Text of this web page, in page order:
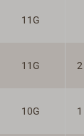
11G
11G
10G